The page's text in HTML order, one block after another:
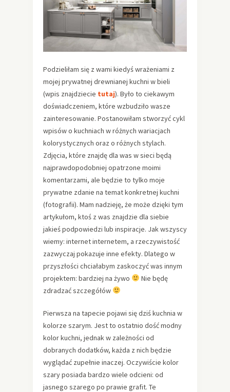
Podzieliłam się z wami kiedyś wrażeniami z
mojej prywatnej drewnianej kuchni w bieli
(wpis znajdziecie tutaj). Było to ciekawym
doświadczeniem, które wzbudziło wasze
zainteresowanie. Postanowiłam stworzyć cykl
wpisów o kuchniach w różnych wariacjach
kolorystycznych oraz o różnych stylach.
Zdjęcia, które znajdę dla was w sieci będą
najprawdopodobniej opatrzone moimi
komentarzami, ale będzie to tylko moje
prywatne zdanie na temat konkretnej kuchni
(fotografii). Mam nadzieję, że może dzięki tym
artykułom, ktoś z was znajdzie dla siebie
jakieś podpowiedzi lub inspiracje. Jak wszyscy
wiemy: internet internetem, a rzeczywistość
zazwyczaj pokazuje inne efekty. Dlatego w
przyszłości chciałabym zaskoczyć was innym
projektem: bardziej na żywo
Nie będę
zdradzać szczegółów
Pierwsza na tapecie pojawi się dziś kuchnia w
kolorze szarym. Jest to ostatnio dość modny
kolor kuchni, jednak w zależności od
dobranych dodatków, każda z nich będzie
wyglądać zupełnie inaczej. Oczywiście kolor
szary posiada bardzo wiele odcieni: od
jasnego szarego po prawie grafit. Te